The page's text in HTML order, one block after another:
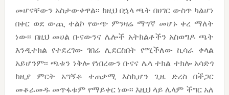
መሆናቸውን አስታውቀዋል፡፡ ከዚህ በኋላ ጫት በሀገር ውስጥ ካልሆነ
በቀር ወደ ውጪ ተልኮ የውጭ ምንዛሬ ማግኛ መሆኑ ቀረ ማለት
ነው፡፡ በዚህ መሀል ቡናውንና ሌሎች አትክልቶችን አስወግዶ ጫት
እንዲተክል የተደረገው ገበሬ ሊደርስበት የሚችለው ኪሳራ ቀላል
አይሆንም፡፡ ጫቱን ነቅሎ የነበረውን ቡናና ሌላ ተክል ተክሎ አሳድጎ
ከዚያ ምርት አግኝቶ ተጠቃሚ እስኪሆን ጊዜ ድረስ በችጋር
መቆራመዱ መጥፋቱም የማይቀር ነው፡፡ እዚህ ላይ ሌላም ችግር አለ